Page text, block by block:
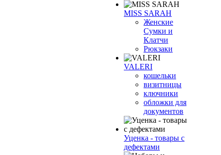
MISS SARAH
Женские
Сумки и
Клатчи
Рюкзаки
VALERI
кошельки
визитницы
ключники
обложки для
документов
Уценка - товары с
дефектами